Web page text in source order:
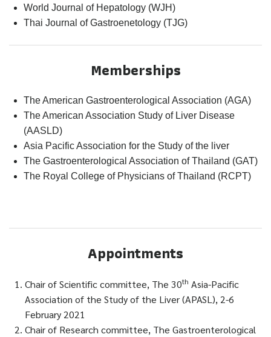
World Journal of Hepatology (WJH)
Thai Journal of Gastroenetology (TJG)
Memberships
The American Gastroenterological Association (AGA)
The American Association Study of Liver Disease
(AASLD)
Asia Pacific Association for the Study of the liver
The Gastroenterological Association of Thailand (GAT)
The Royal College of Physicians of Thailand (RCPT)
Appointments
Chair of Scientific committee, The 30th Asia-Pacific
Association of the Study of the Liver (APASL), 2-6
February 2021
Chair of Research committee, The Gastroenterological